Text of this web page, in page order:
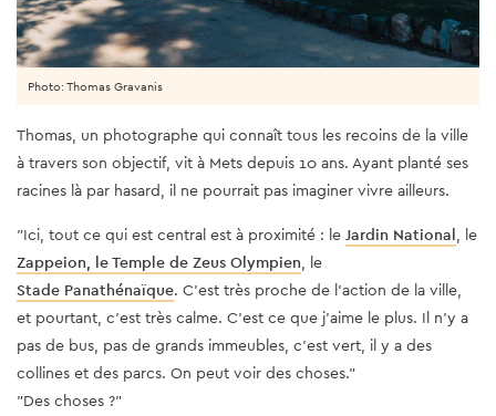
Thomas, un photographe qui connaît tous les recoins de la ville
à travers son objectif, vit à Mets depuis 10 ans. Ayant planté ses
racines là par hasard, il ne pourrait pas imaginer vivre ailleurs.
"Ici, tout ce qui est central est à proximité : le Jardin National, le
Zappeion, le Temple de Zeus Olympien, le
Stade Panathénaïque. C'est très proche de l'action de la ville,
et pourtant, c'est très calme. C'est ce que j'aime le plus. Il n'y a
pas de bus, pas de grands immeubles, c'est vert, il y a des
collines et des parcs. On peut voir des choses."
"Des choses ?"
Photo: Thomas Gravanis